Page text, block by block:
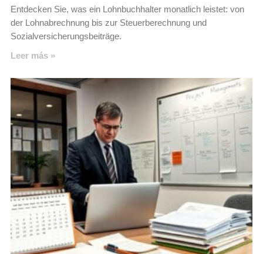
Entdecken Sie, was ein Lohnbuchhalter monatlich leistet: von
der Lohnabrechnung bis zur Steuerberechnung und
Sozialversicherungsbeiträge.
Leer más »